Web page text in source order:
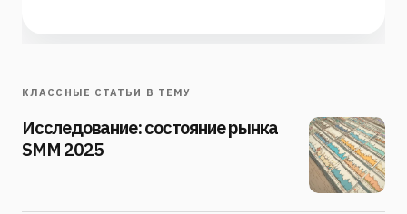
КЛАССНЫЕ СТАТЬИ В ТЕМУ
Исследование: состояние рынка
SMM 2025